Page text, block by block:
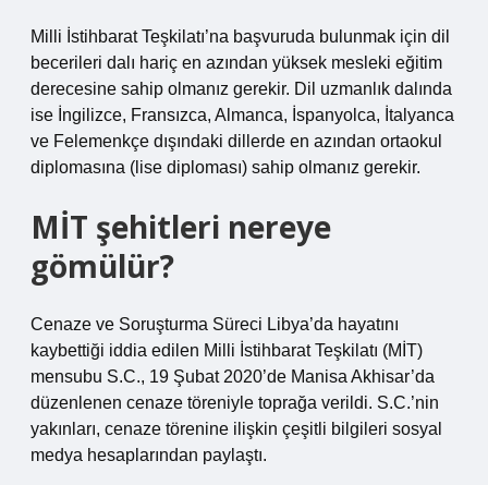
Milli İstihbarat Teşkilatı’na başvuruda bulunmak için dil
becerileri dalı hariç en azından yüksek mesleki eğitim
derecesine sahip olmanız gerekir. Dil uzmanlık dalında
ise İngilizce, Fransızca, Almanca, İspanyolca, İtalyanca
ve Felemenkçe dışındaki dillerde en azından ortaokul
diplomasına (lise diploması) sahip olmanız gerekir.
MİT şehitleri nereye
gömülür?
Cenaze ve Soruşturma Süreci Libya’da hayatını
kaybettiği iddia edilen Milli İstihbarat Teşkilatı (MİT)
mensubu S.C., 19 Şubat 2020’de Manisa Akhisar’da
düzenlenen cenaze töreniyle toprağa verildi. S.C.’nin
yakınları, cenaze törenine ilişkin çeşitli bilgileri sosyal
medya hesaplarından paylaştı.